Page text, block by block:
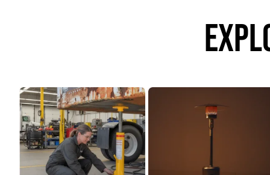
Blanco 11
Negro/Amarillo
Naranjo
6
Ver más
FILTRAR POR MARCA